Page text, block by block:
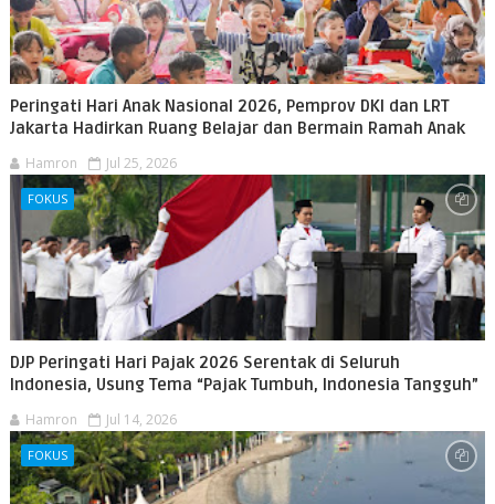
Peringati Hari Anak Nasional 2026, Pemprov DKI dan LRT
Jakarta Hadirkan Ruang Belajar dan Bermain Ramah Anak
Hamron Jul 25, 2026
FOKUS
DJP Peringati Hari Pajak 2026 Serentak di Seluruh
Indonesia, Usung Tema “Pajak Tumbuh, Indonesia Tangguh”
Hamron Jul 14, 2026
FOKUS